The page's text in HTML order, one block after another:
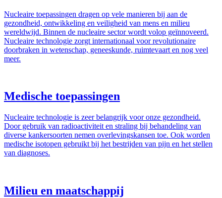
Nucleaire toepassingen dragen op vele manieren bij aan de
gezondheid, ontwikkeling en veiligheid van mens en milieu
wereldwijd. Binnen de nucleaire sector wordt volop geïnnoveerd.
Nucleaire technologie zorgt internationaal voor revolutionaire
doorbraken in wetenschap, geneeskunde, ruimtevaart en nog veel
meer.
Medische toepassingen
Nucleaire technologie is zeer belangrijk voor onze gezondheid.
Door gebruik van radioactiviteit en straling bij behandeling van
diverse kankersoorten nemen overlevingskansen toe. Ook worden
medische isotopen gebruikt bij het bestrijden van pijn en het stellen
van diagnoses.
Milieu en maatschappij